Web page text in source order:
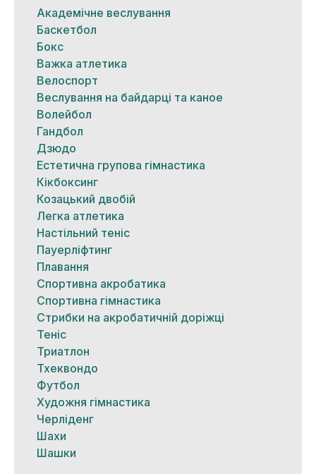
Академічне веслування
Баскетбол
Бокс
Важка атлетика
Велоспорт
Веслування на байдарці та каное
Волейбол
Гандбол
Дзюдо
Естетична групова гімнастика
Кікбоксинг
Козацький двобій
Легка атлетика
Настільний теніс
Пауерліфтинг
Плавання
Спортивна акробатика
Спортивна гімнастика
Стрибки на акробатичній доріжці
Теніс
Триатлон
Тхеквондо
Футбол
Художня гімнастика
Черліденг
Шахи
Шашки